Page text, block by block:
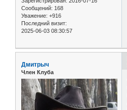
Сообщений: 168
Уважение: +916
Последний визит:
2025-06-03 08:30:57
Дмитрыч
Член Клуба